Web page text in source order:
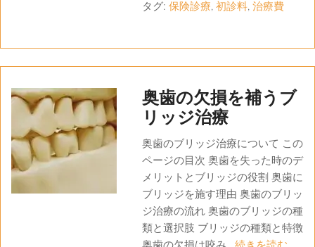
タグ: 保険診療, 初診料, 治療費
奥歯の欠損を補うブ
リッジ治療
奥歯のブリッジ治療について この
ページの目次 奥歯を失った時のデ
メリットとブリッジの役割 奥歯に
ブリッジを施す理由 奥歯のブリッ
ジ治療の流れ 奥歯のブリッジの種
類と選択肢 ブリッジの種類と特徴